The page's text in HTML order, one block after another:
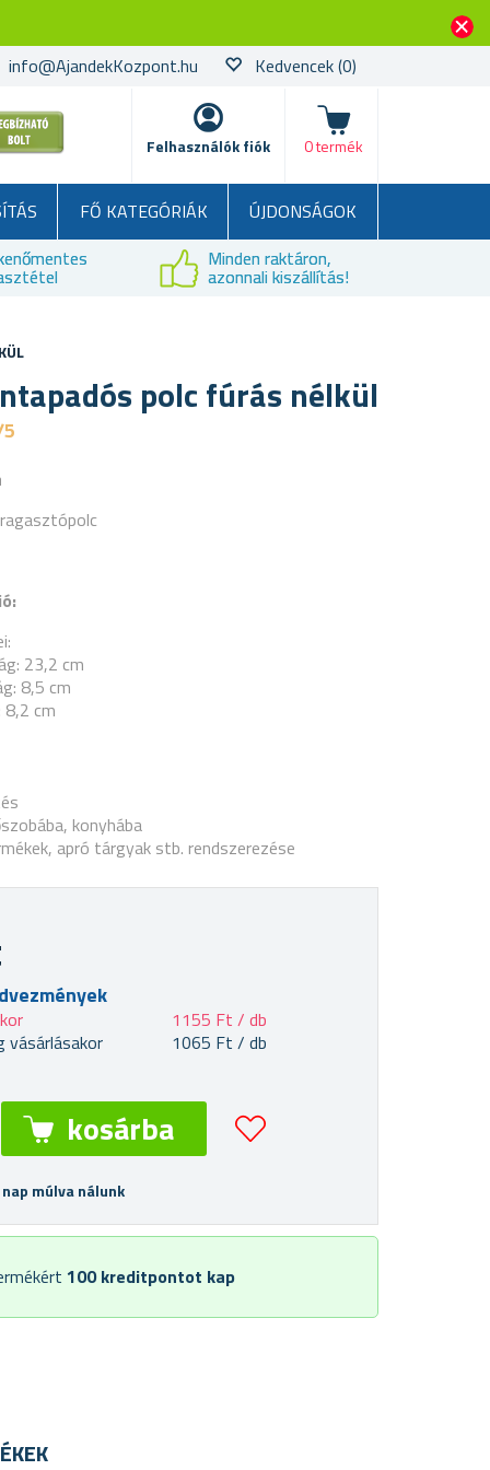
info@AjandekKozpont.hu Kedvencek(0)
Felhasználók fiók
kosár
0 termék
FŐ KATEGÓRIÁK
ÚJDONSÁGOK
Minden raktáron,
azonnali kiszállítás!
polc fúrás nélkül
23,2 cm
8,5 cm
8,2 cm
konyhába
apró tárgyak stb. rendszerezése
1155 Ft / db
vásárlásakor
1065 Ft / db
nap múlva nálunk
100 kreditpontot kap